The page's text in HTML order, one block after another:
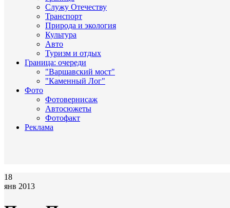
Служу Отечеству
Транспорт
Природа и экология
Культура
Авто
Туризм и отдых
Граница: очереди
"Варшавский мост"
"Каменный Лог"
Фото
Фотовернисаж
Автосюжеты
Фотофакт
Реклама
18
янв 2013